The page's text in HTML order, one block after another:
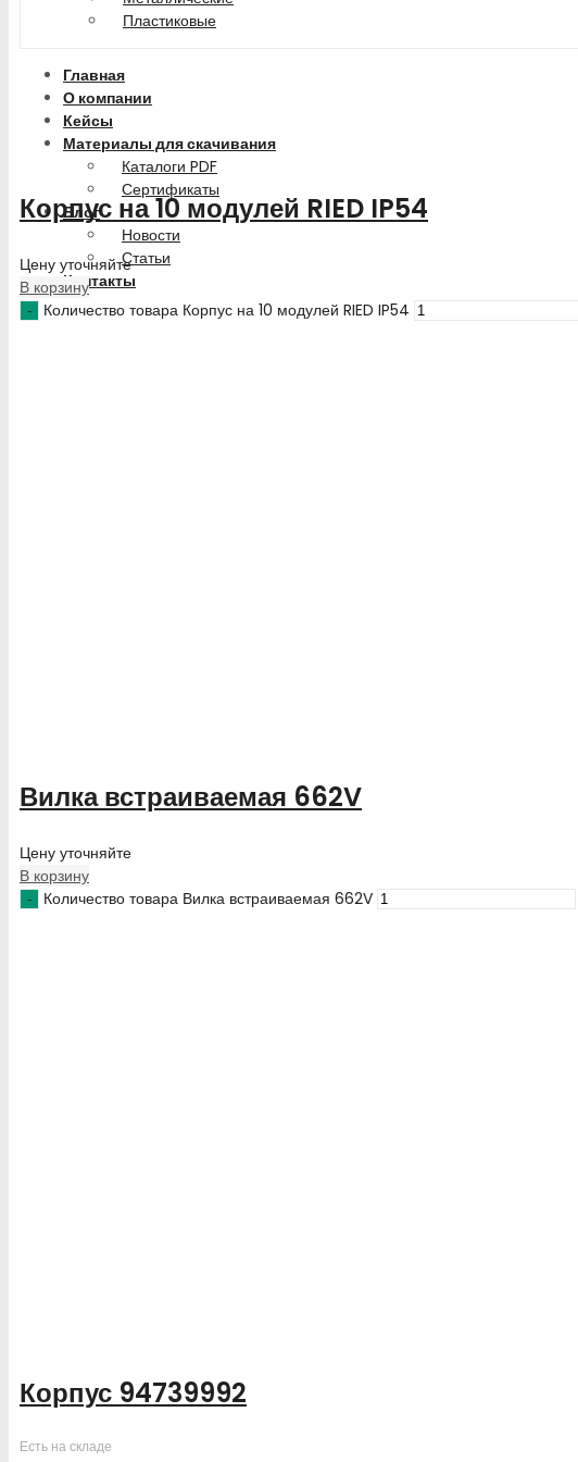
Пластиковые
Главная
О компании
Кейсы
Материалы для скачивания
Каталоги PDF
Сертификаты
Блог
Новости
Статьи
Контакты
Корпус на 10 модулей RIED IP54
Цену уточняйте
В корзину
Количество товара Корпус на 10 модулей RIED IP54
Вилка встраиваемая 662V
Цену уточняйте
В корзину
Количество товара Вилка встраиваемая 662V
Корпус 94739992
Есть на складе